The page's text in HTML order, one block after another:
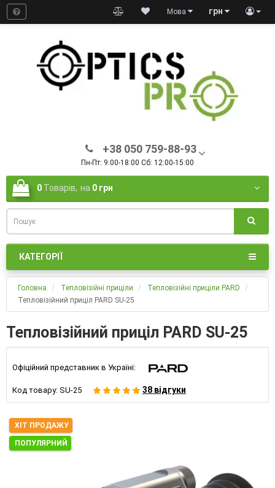
грн
Мова
+38 050 759-88-93
Пн-Пт: 9:00-18:00 Сб: 12:00-15:00
0 Товарів, на 0 грн
КАТЕГОРІЇ
Головна Тепловізійні приціли
Тепловізійні приціли PARD
Тепловізійний приціл PARD SU-25
Тепловізійний приціл PARD SU-25
Офіційний представник в Україні:
Код товару: SU-25 38 відгуки
ХІТ ПРОДАЖУ
ПОПУЛЯРНИЙ